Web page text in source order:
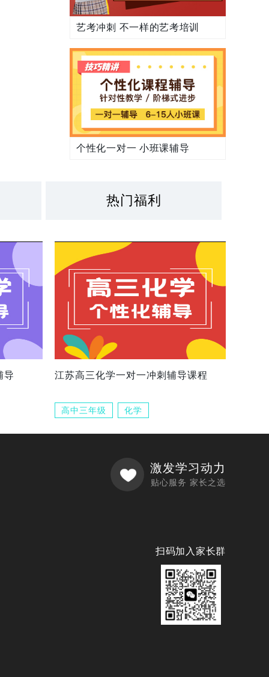
艺考冲刺 不一样的艺考培训
个性化一对一 小班课辅导
热门福利
导 江苏高三化学一对一冲刺辅导课程
高中三年级 化学
激发学习动力
贴心服务 家长之选
扫码加入家长群